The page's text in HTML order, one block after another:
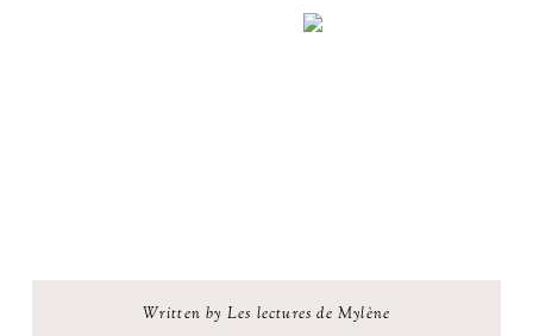
Written by Les lectures de Mylène